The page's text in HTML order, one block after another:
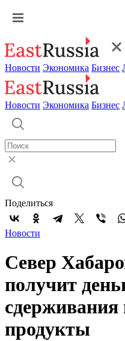
Новости Экономика Бизнес
Новости Экономика Бизнес
Поделиться
Новости
Север
получит
сдерживания
продукты